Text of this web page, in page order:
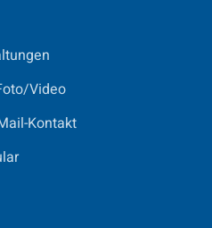
Video
Kontakt